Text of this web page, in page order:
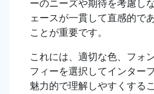
ーのニーズや期待を考慮し
ェースが一貫して直感的で
ことが重要です。
これには、適切な色、フォ
フィーを選択してインター
魅力的で理解しやすくする